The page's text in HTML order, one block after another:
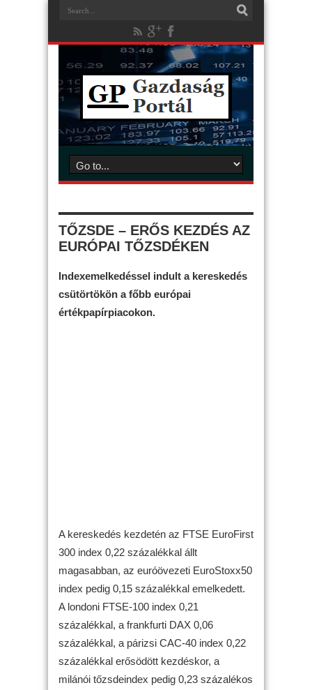
TŐZSDE – ERŐS KEZDÉS AZ
EURÓPAI TŐZSDÉKEN
Indexemelkedéssel indult a kereskedés
csütörtökön a főbb európai
értékpapírpiacokon.
A kereskedés kezdetén az FTSE EuroFirst
300 index 0,22 százalékkal állt
magasabban, az euróövezeti EuroStoxx50
index pedig 0,15 százalékkal emelkedett.
A londoni FTSE-100 index 0,21
százalékkal, a frankfurti DAX 0,06
százalékkal, a párizsi CAC-40 index 0,22
százalékkal erősödött kezdéskor, a
milánói tőzsdeindex pedig 0,23 százalékos